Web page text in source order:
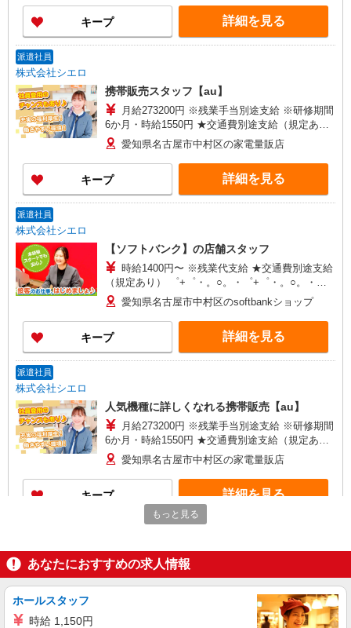
ィブ支給(規定有) ★月2回払い・週払い可能（規程
有）★ ゜・。○。・゜+゜・。○。・゜+゜
キープ 詳細を見る
派遣社員
株式会社シエロ
携帯販売スタッフ【au】
月給273200円 ※残業手当別途支給 ※研修期間
6か月・時給1550円 ★交通費別途支給（規定あ
り） ゜+゜・。○。・゜+゜・。○。・゜+゜ 入社
祝い金10万円支給(規定有) お友達を紹介頂くと, イ
ンセンティブ支給(規定有) ゜・。○。・゜+゜・。
○。・゜+゜
愛知県名古屋市中村区の家電量販店
キープ 詳細を見る
派遣社員
株式会社シエロ
【ソフトバンク】の店舗スタッフ
時給1400円〜 ※残業代支給 ★交通費別途支給
（規定あり） ゜+゜・。○。・゜+゜・。○。・゜
+゜ 入社祝い金10万円支給(規定有) お友達を紹介
頂くと, インセンティブ支給(規定有) ★月2回払
い・週払い可能（規程有）★ ゜・。○。・゜
+゜・。○。・゜+゜
愛知県名古屋市中村区のsoftbankショップ
キープ 詳細を見る
派遣社員
株式会社シエロ
人気機種に詳しくなれる携帯販売【au】
月給273200円 ※残業手当別途支給 ※研修期間
6か月・時給1550円 ★交通費別途支給（規定あ
り） ゜+゜・。○。・゜+゜・。○。・゜+゜ 入社
祝い金10万円支給(規定有) お友達を紹介頂くと, イ
ンセンティブ支給(規定有) ゜・。○。・゜+゜・。
○。・゜+゜
愛知県名古屋市中村区の家電量販店
キープ 詳細を見る
携帯販売スタッフ【docomo】
時給1500円〜1700円（経験・能力による） ※
残業代支給 ★交通費別途支給（規定あり） ゜
+゜・。○。・゜+゜・。○。・゜+゜ 入社祝い金10
愛知県名古屋市中村区の家電量販店
もっと見る
あなたにおすすめの求人情報
ホールスタッフ
時給 1,150円